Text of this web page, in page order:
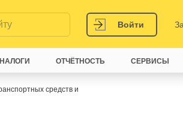
Войти
средств и
НАЛОГИ ОТЧЁТНОСТЬ СЕРВИСЫ